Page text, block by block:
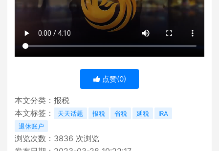
点赞(0)
本文分类： 报税
本文标签：
天天话题 报税 省税 延税
IRA
退休账户
浏览次数： 3836 次浏览
n